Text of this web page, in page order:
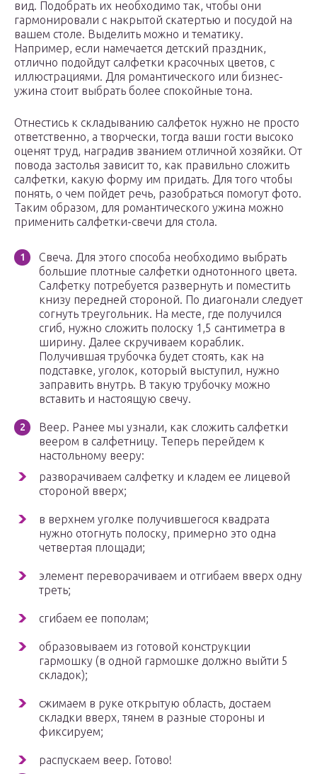
вид. Подобрать их необходимо так, чтобы они
гармонировали с накрытой скатертью и посудой на
вашем столе. Выделить можно и тематику.
Например, если намечается детский праздник,
отлично подойдут салфетки красочных цветов, с
иллюстрациями. Для романтического или бизнес-
ужина стоит выбрать более спокойные тона.
Отнестись к складыванию салфеток нужно не просто
ответственно, а творчески, тогда ваши гости высоко
оценят труд, наградив званием отличной хозяйки. От
повода застолья зависит то, как правильно сложить
салфетки, какую форму им придать. Для того чтобы
понять, о чем пойдет речь, разобраться помогут фото.
Таким образом, для романтического ужина можно
применить салфетки-свечи для стола.
Свеча. Для этого способа необходимо выбрать
большие плотные салфетки однотонного цвета.
Салфетку потребуется развернуть и поместить
книзу передней стороной. По диагонали следует
согнуть треугольник. На месте, где получился
сгиб, нужно сложить полоску 1,5 сантиметра в
ширину. Далее скручиваем кораблик.
Получившая трубочка будет стоять, как на
подставке, уголок, который выступил, нужно
заправить внутрь. В такую трубочку можно
вставить и настоящую свечу.
Веер. Ранее мы узнали, как сложить салфетки
веером в салфетницу. Теперь перейдем к
настольному вееру:
разворачиваем салфетку и кладем ее лицевой
стороной вверх;
в верхнем уголке получившегося квадрата
нужно отогнуть полоску, примерно это одна
четвертая площади;
элемент переворачиваем и отгибаем вверх одну
треть;
сгибаем ее пополам;
образовываем из готовой конструкции
гармошку (в одной гармошке должно выйти 5
складок);
сжимаем в руке открытую область, достаем
складки вверх, тянем в разные стороны и
фиксируем;
распускаем веер. Готово!